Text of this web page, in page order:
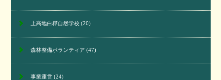
上高地白樺自然学校(20)
森林整備ボランティア (47)
事業運営(24)